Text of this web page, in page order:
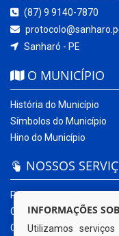
(87) 9 9140-7870
Sanharó - PE
O MUNICÍPIO
História do Município
Símbolos do Município
Hino do Município
NOSSOS
Portal da Transparência
Carta de Serviços ao
Ouvidoria Municipal
INFORMAÇÕES
Utilizamos